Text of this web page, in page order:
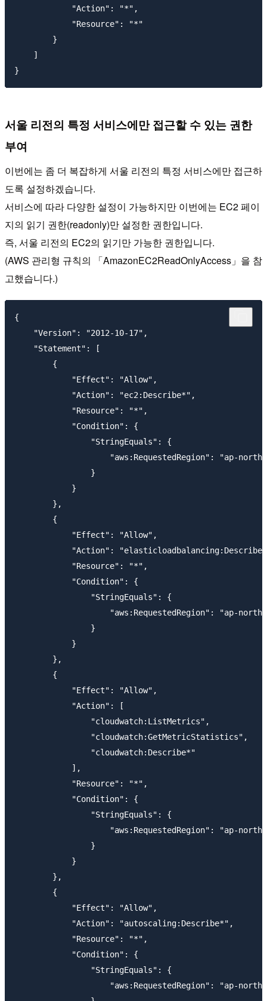
            "Action": "*",
            "Resource": "*"
        }
    ]
서울 리전의 특정 서비스에만 접근할 수 있는 권한
부여
이번에는 좀 더 복잡하게 서울 리전의 특정 서비스에만 접근하
도록 설정하겠습니다.
서비스에 따라 다양한 설정이 가능하지만 이번에는 EC2 페이
지의 읽기 권한(readonly)만 설정한 권한입니다.
즉, 서울 리전의 EC2의 읽기만 가능한 권한입니다.
(AWS 관리형 규칙의 「AmazonEC2ReadOnlyAccess」을 참
고했습니다.)
{
    "Version": "2012-10-17",
    "Statement": [
        {
            "Effect": "Allow",
            "Action": "ec2:Describe*",
            "Resource": "*",
            "Condition": {
                "StringEquals": {
"aws:RequestedRegion": "ap-
                }
            }
        },
        {
            "Effect": "Allow",
"Action":
            "Resource": "*",
            "Condition": {
                "StringEquals": {
"aws:RequestedRegion": "ap-
                }
            }
        },
        {
            "Effect": "Allow",
            "Action": [
                "cloudwatch:ListMetrics",
                "cloudwatch:GetMetricStatistics",
                "cloudwatch:Describe*"
            ],
            "Resource": "*",
            "Condition": {
                "StringEquals": {
"aws:RequestedRegion": "ap-
                }
            }
        },
        {
            "Effect": "Allow",
            "Action": "autoscaling:Describe*",
            "Resource": "*",
            "Condition": {
                "StringEquals": {
"aws:RequestedRegion": "ap-